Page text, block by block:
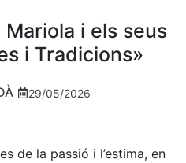
Mariola i els seus
i Tradicions»
29/05/2026
de la passió i l’estima, en